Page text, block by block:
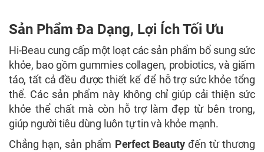
Sản Phẩm Đa Dạng, Lợi Ích Tối Ưu
Hi-Beau cung cấp một loạt các sản phẩm bổ sung sức
khỏe, bao gồm gummies collagen, probiotics, và giấm
táo, tất cả đều được thiết kế để hỗ trợ sức khỏe tổng
thể. Các sản phẩm này không chỉ giúp cải thiện sức
khỏe thể chất mà còn hỗ trợ làm đẹp từ bên trong,
giúp người tiêu dùng luôn tự tin và khỏe mạnh.
Chẳng hạn, sản phẩm Perfect Beautyđến từ thương